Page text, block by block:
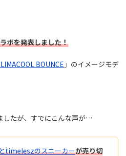
ボを発表しました！
BOUNCE 」のイメージモデ
したが、すでにこんな声が…
timeleszのスニーカーが売り切